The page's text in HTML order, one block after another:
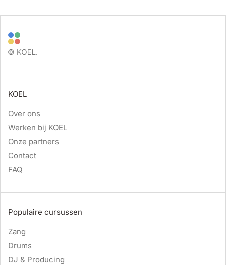
KOEL
Over ons
Werken bij KOEL
Onze partners
Contact
FAQ
Populaire cursussen
Zang
Drums
DJ & Producing